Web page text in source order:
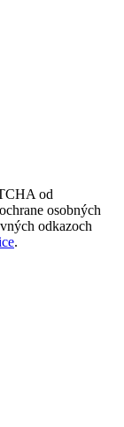
od
osobných
odkazoch
.